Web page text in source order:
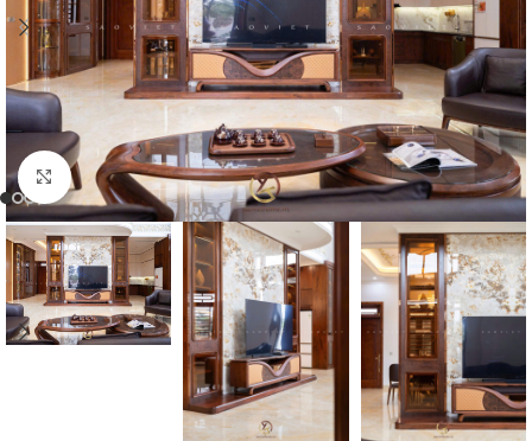
Nhấp để phóng to